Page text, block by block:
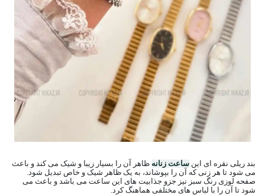
بند ریلی نقره ای این ساعت زنانه ظاهر آن را بسیار زیبا و شیک می کند و باعث
می شود تا هر زنی که آن را بپوشاند، به یک ظاهر شیک و خاص تبدیل شود.
صفحه لوزی رنگ سبز نیز جزو جذابیت های این ساعت می باشد و باعث می
شود تا آن را با لباس های مختلفی هماهنگ کرد.